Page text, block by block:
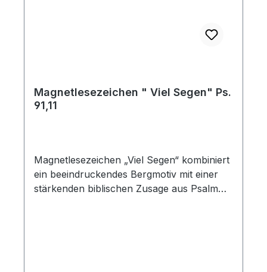
Magnetlesezeichen " Viel Segen" Ps.
91,11
Magnetlesezeichen „Viel Segen“ kombiniert
ein beeindruckendes Bergmotiv mit einer
stärkenden biblischen Zusage aus Psalm